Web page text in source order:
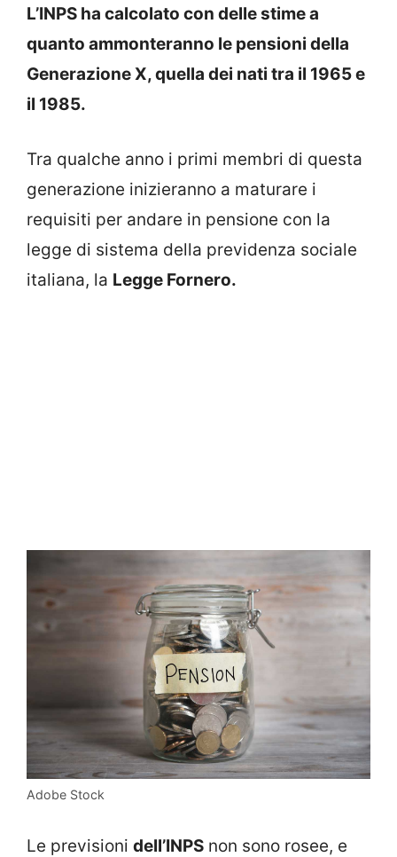
L’INPS ha calcolato con delle stime a
quanto ammonteranno le pensioni della
Generazione X, quella dei nati tra il 1965 e
il 1985.
Tra qualche anno i primi membri di questa
generazione inizieranno a maturare i
requisiti per andare in pensione con la
legge di sistema della previdenza sociale
italiana, la Legge Fornero.
Adobe Stock
Le previsioni dell’INPS non sono rosee, e